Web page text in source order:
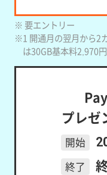
※ 要エントリー
※1 開通月の翌月から2
は30GB基本料2,970円
プレゼ
開始
終了